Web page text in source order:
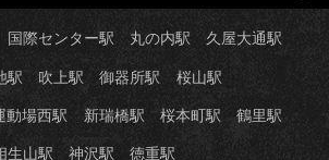
国際センター駅 丸の内駅 久屋大通駅
駅 吹上駅 御器所駅 桜山駅
動場西駅 新瑞橋駅 桜本町駅 鶴里駅
生山駅 神沢駅 徳重駅